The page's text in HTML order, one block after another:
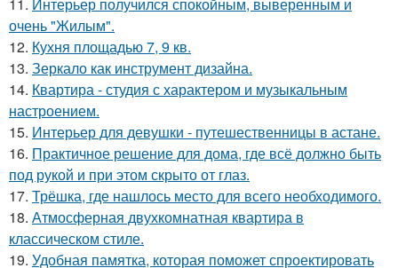
11. Интерьер получился спокойным, выверенным и
очень "Жилым".
12. Кухня площадью 7, 9 кв.
13. Зеркало как инструмент дизайна.
14. Квартира - студия с характером и музыкальным
настроением.
15. Интерьер для девушки - путешественницы в астане.
16. Практичное решение для дома, где всё должно быть
под рукой и при этом скрыто от глаз.
17. Трёшка, где нашлось место для всего необходимого.
18. Атмосферная двухкомнатная квартира в
классическом стиле.
19. Удобная памятка, которая поможет спроектировать